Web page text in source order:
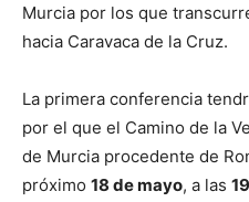
Murcia por los que
hacia Caravaca de la Cruz.
La primera conferencia
por el que el Camino de la
de Murcia procedente de
próximo 18 de mayo, a las